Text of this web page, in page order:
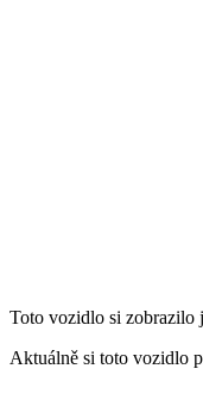
Toto vozidlo si zobrazilo
Aktuálně si toto vozidlo